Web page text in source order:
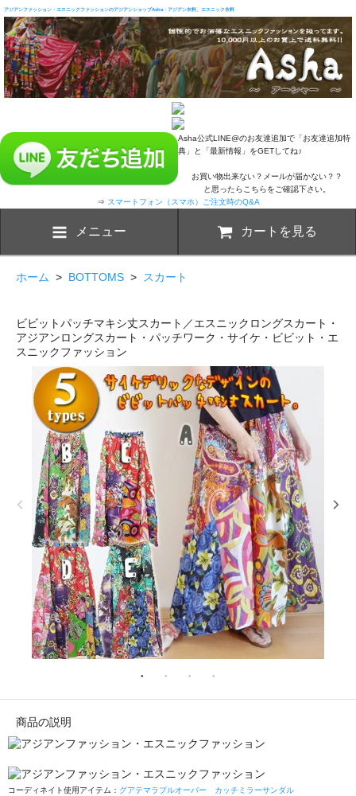
アジアンファッション・エスニックファッションのアジアンショップAsha・アジアン衣料、エスニック衣料
Asha公式LINE@のお友達追加で「お友達追加特
典」と「最新情報」をGETしてね♪
お買い物出来ない？メールが届かない？？
と思ったらこちらをご確認下さい。
⇒ スマートフォン（スマホ）ご注文時のQ&A
メニュー カートを見る
ホーム > BOTTOMS > スカート
ビビットパッチマキシ丈スカート／エスニックロングスカート・
アジアンロングスカート・パッチワーク・サイケ・ビビット・エ
スニックファッション
商品の説明
コーディネイト使用アイテム： グアテマラプルオーバー カッチミラーサンダル